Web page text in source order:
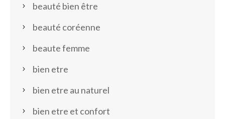
beauté bien être
beauté coréenne
beaute femme
bien etre
bien etre au naturel
bien etre et confort